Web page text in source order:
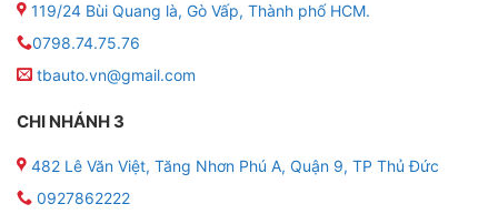
119/24 Bùi Quang là, Gò Vấp, Thành phố HCM.
0798.74.75.76
tbauto.vn@gmail.com
CHI NHÁNH 3
482 Lê Văn Việt, Tăng Nhơn Phú A, Quận 9, TP Thủ Đức
0927862222